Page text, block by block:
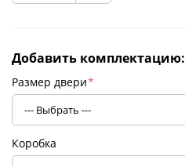
Добавить комплектацию:
Размер двери*
Коробка